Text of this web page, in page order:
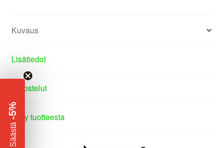
Kuvaus
Lisätiedot
Arvostelut
Kysy tuotteesta
Säästä
-5%